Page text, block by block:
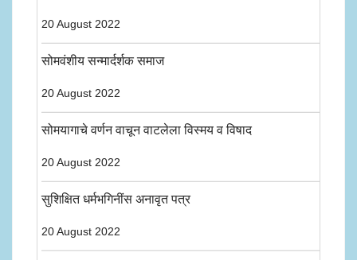
20 August 2022
सोमवंशीय सन्मार्दर्शक समाज
20 August 2022
सोमयागाचे वर्णन वाचून वाटलेला विस्मय व विषाद
20 August 2022
सुशिक्षित धर्मभगिनींस अनावृत पत्र
20 August 2022